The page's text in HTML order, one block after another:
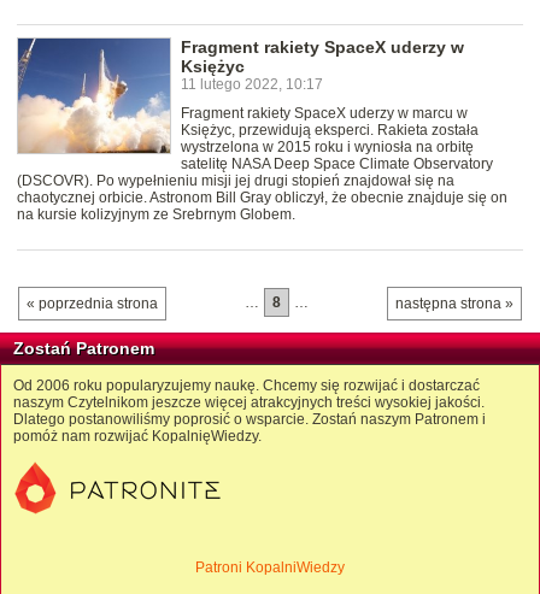
Fragment rakiety SpaceX uderzy w
Księżyc
11 lutego 2022, 10:17
Fragment rakiety SpaceX uderzy w marcu w
Księżyc, przewidują eksperci. Rakieta została
wystrzelona w 2015 roku i wyniosła na orbitę
satelitę NASA Deep Space Climate Observatory
(DSCOVR). Po wypełnieniu misji jej drugi stopień znajdował się na
chaotycznej orbicie. Astronom Bill Gray obliczył, że obecnie znajduje się on
na kursie kolizyjnym ze Srebrnym Globem.
« poprzednia strona następna strona »
… 8 …
Zostań Patronem
Od 2006 roku popularyzujemy naukę. Chcemy się rozwijać i dostarczać
naszym Czytelnikom jeszcze więcej atrakcyjnych treści wysokiej jakości.
Dlatego postanowiliśmy poprosić o wsparcie. Zostań naszym Patronem i
pomóż nam rozwijać KopalnięWiedzy.
Patroni KopalniWiedzy